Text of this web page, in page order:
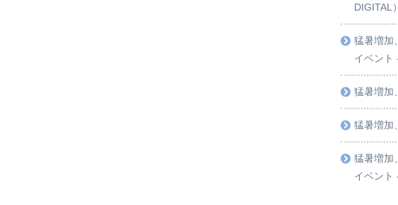
DIGITAL
猛暑増加
イベント
猛暑増加
猛暑増加
猛暑増加
イベント